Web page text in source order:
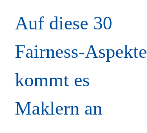
Auf diese 30
Fairness-Aspekte
kommt es
Maklern an